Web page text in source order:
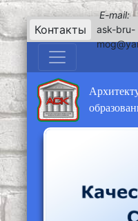
Контакты
E-mail:
ask-bru-